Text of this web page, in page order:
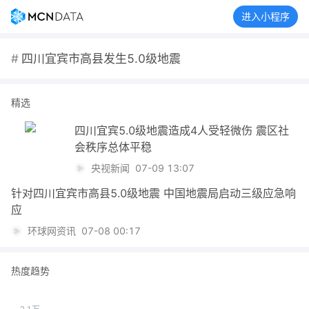
进入小程序
# 四川宜宾市高县发生5.0级地震
精选
四川宜宾5.0级地震造成4人受轻微伤 震区社
会秩序总体平稳
央视新闻 07-09 13:07
针对四川宜宾市高县5.0级地震 中国地震局启动三级应急响
应
环球网资讯 07-08 00:17
热度趋势